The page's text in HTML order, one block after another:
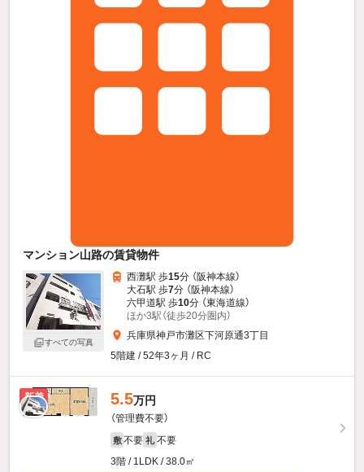
マンション山路の賃貸物件
すべての写真
西灘駅 歩15分 （阪神本線）
大石駅 歩7分 （阪神本線）
六甲道駅 歩10分 （東海道線）
ほか3駅（徒歩20分圏内）
兵庫県神戸市灘区下河原通3丁目
5階建 / 52年3ヶ月 / RC
新着 5.5万円
（管理費不要）
敷 不要 礼 不要
3階 / 1LDK / 38.0㎡